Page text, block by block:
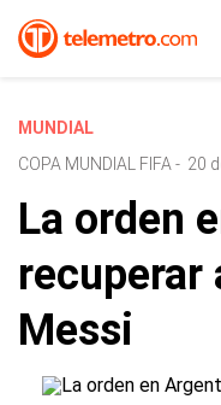
MUNDIAL
COPA MUNDIAL FIFA - 20
La orden
recuperar
Messi